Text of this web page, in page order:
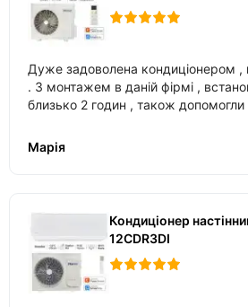
Дуже задоволена кондиціонером ,
. З монтажем в даній фірмі , встановлення зайняло
близько 2 годин , також допомогли налаштувати
Марія
Кондиціонер
12CDR3DI